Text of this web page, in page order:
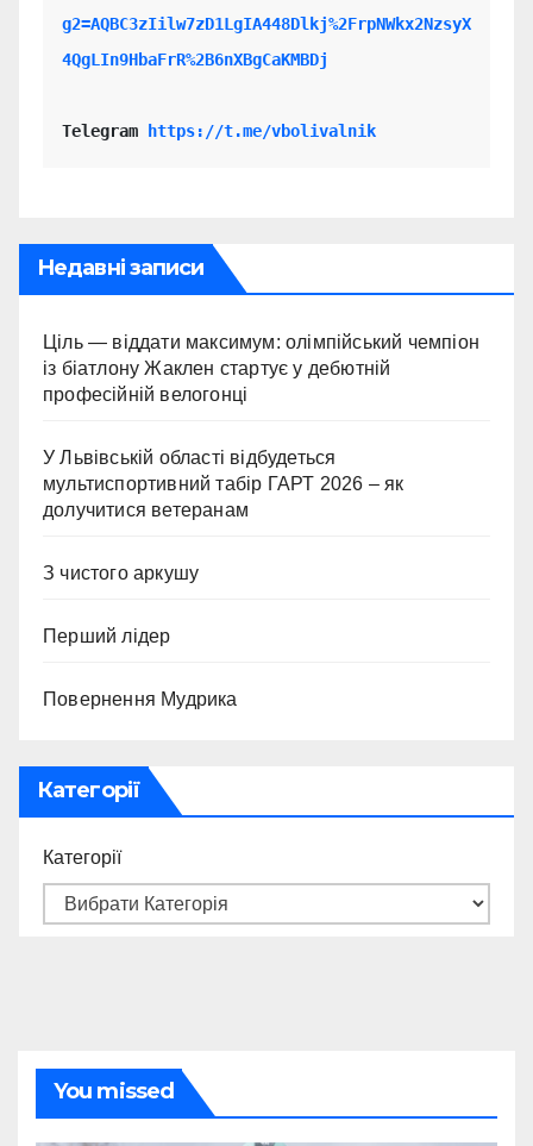
g2=AQBC3zIilw7zD1LgIA448Dlkj%2FrpNWkx2NzsyX
4QgLIn9HbaFrR%2B6nXBgCaKMBDj
Telegram https://t.me/vbolivalnik
Недавні записи
Ціль — віддати максимум: олімпійський чемпіон
із біатлону Жаклен стартує у дебютній
професійній велогонці
У Львівській області відбудеться
мультиспортивний табір ГАРТ 2026 – як
долучитися ветеранам
З чистого аркушу
Перший лідер
Повернення Мудрика
Категорії
Категорії
You missed